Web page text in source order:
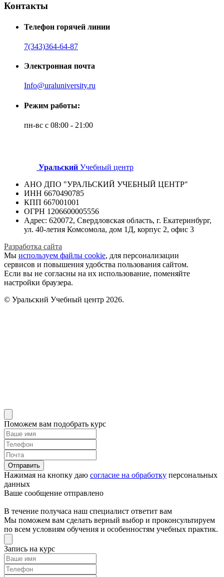
Контакты
Телефон горячей линии
7(343)364-64-87
Электронная почта
Info@uraluniversity.ru
Режим работы:
пн-вс с 08:00 - 21:00
Уральский Учебный центр
АНО ДПО "УРАЛЬСКИЙ УЧЕБНЫЙ ЦЕНТР"
ИНН 6670490785
КПП 667001001
ОГРН 1206600005556
Адрес: 620072, Свердловская область, г. Екатеринбург,
ул. 40-летия Комсомола, дом 1Д, корпус 2, офис 3
Разработка сайта
Мы используем файлы cookie, для персонализации
сервисов и повышения удобства пользования сайтом.
Если вы не согласны на их использование, поменяйте
настройки браузера.
© Уральский Учебный центр 2026.
Поможем вам подобрать курс
Отправить
Нажимая на кнопку даю согласие на обработку персональных
данных
Ваше сообщение отправлено
В течение получаса наш специалист ответит вам
Мы поможем вам сделать верный выбор и проконсультируем
по всем условиям обучения и особенностям учебных практик.
Запись на курс